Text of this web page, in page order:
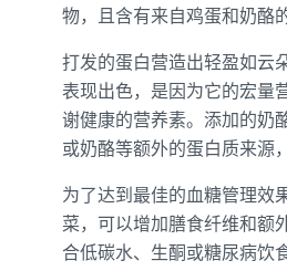
物，且含有来自鸡蛋和奶酪
打发的蛋白营造出轻盈如云
表现出色，是因为它的宏量
谢健康的营养素。添加的奶
或奶酪等额外的蛋白质来源
为了达到最佳的血糖管理效
菜，可以增加膳食纤维和额
合低碳水、生酮或糖尿病饮